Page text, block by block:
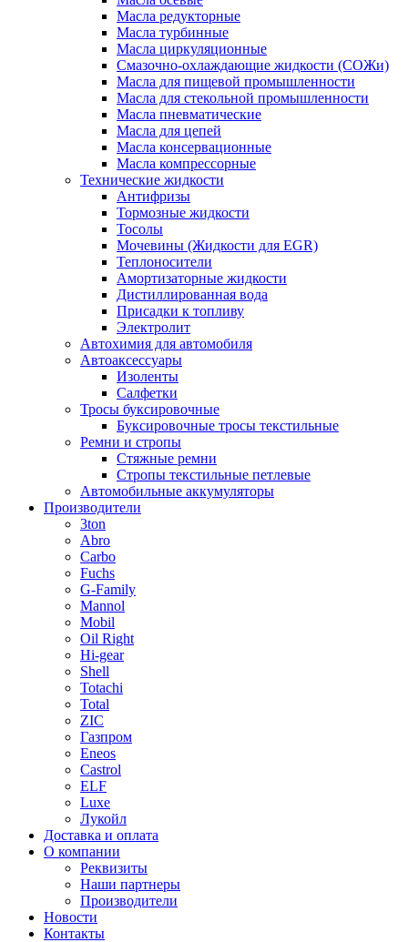
Масла редукторные
Масла турбинные
Масла циркуляционные
Смазочно-охлаждающие жидкости (СОЖи)
Масла для пищевой промышленности
Масла для стекольной промышленности
Масла пневматические
Масла для цепей
Масла консервационные
Масла компрессорные
Технические жидкости
Антифризы
Тормозные жидкости
Тосолы
Мочевины (Жидкости для EGR)
Теплоносители
Амортизаторные жидкости
Дистиллированная вода
Присадки к топливу
Электролит
Автохимия для автомобиля
Автоаксессуары
Изоленты
Салфетки
Тросы буксировочные
Буксировочные тросы текстильные
Ремни и стропы
Стяжные ремни
Стропы текстильные петлевые
Автомобильные аккумуляторы
Производители
3ton
Abro
Carbo
Fuchs
G-Family
Mannol
Mobil
Oil Right
Hi-gear
Shell
Totachi
Total
ZIC
Газпром
Еneos
Сastrol
ELF
Luxe
Лукойл
Доставка и оплата
О компании
Реквизиты
Наши партнеры
Производители
Новости
Контакты